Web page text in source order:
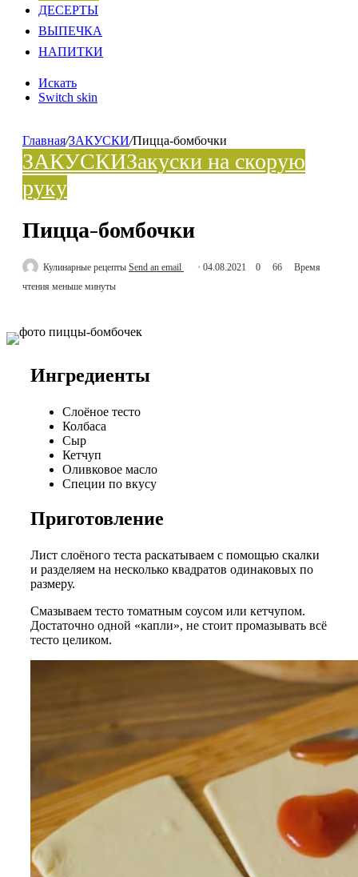
ДЕСЕРТЫ
ВЫПЕЧКА
НАПИТКИ
Искать
Switch skin
Главная/ЗАКУСКИ/Пицца-бомбочки
ЗАКУСКИЗакуски на скорую
руку
Пицца-бомбочки
Кулинарные рецепты Send an email 04.08.2021 0 66
Время
чтения меньше минуты
Ингредиенты
Слоёное тесто
Колбаса
Сыр
Кетчуп
Оливковое масло
Специи по вкусу
Приготовление
Лист слоёного теста раскатываем с помощью скалки
и разделяем на несколько квадратов одинаковых по
размеру.
Смазываем тесто томатным соусом или кетчупом.
Достаточно одной «капли», не стоит промазывать всё
тесто целиком.